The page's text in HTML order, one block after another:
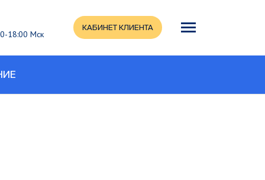
18:00 Мск
КАБИНЕТ КЛИЕНТА